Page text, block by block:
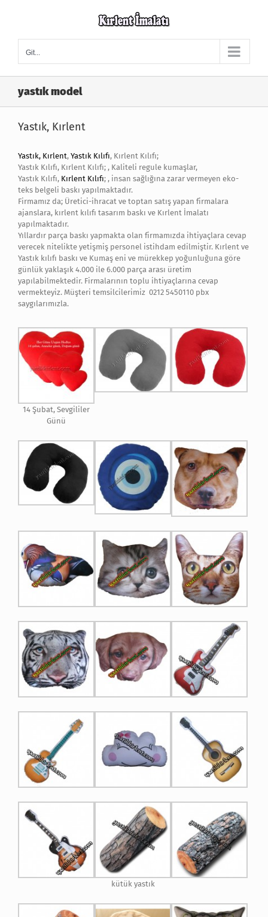
Git...
yastık model
Yastık, Kırlent
Yastık, Kırlent, Yastık Kılıfı, Kırlent Kılıfı;
Yastık Kılıfı, Kırlent Kılıfı; , Kaliteli regule kumaşlar,
Yastık Kılıfı, Kırlent Kılıfı; , insan sağlığına zarar vermeyen eko-
teks belgeli baskı yapılmaktadır.
Firmamız da; Üretici-ihracat ve toptan satış yapan firmalara
ajanslara, kırlent kılıfı tasarım baskı ve Kırlent İmalatı
yapılmaktadır.
Yıllardır parça baskı yapmakta olan firmamızda ihtiyaçlara cevap
verecek nitelikte yetişmiş personel istihdam edilmiştir. Kırlent ve
Yastık kılıfı baskı ve Kumaş eni ve mürekkep yoğunluğuna göre
günlük yaklaşık 4.000 ile 6.000 parça arası üretim
yapılabilmektedir. Firmalarının toplu ihtiyaçlarına cevap
vermekteyiz. Müşteri temsilcilerimiz 0212 5450110 pbx
saygılarımızla.
14 Şubat, Sevgililer
Günü
kütük yastık